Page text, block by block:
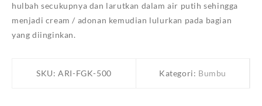
hulbah secukupnya dan larutkan dalam air putih sehingga
menjadi cream / adonan kemudian lulurkan pada bagian
yang diinginkan.
SKU:ARI-FGK-500 Kategori: Bumbu